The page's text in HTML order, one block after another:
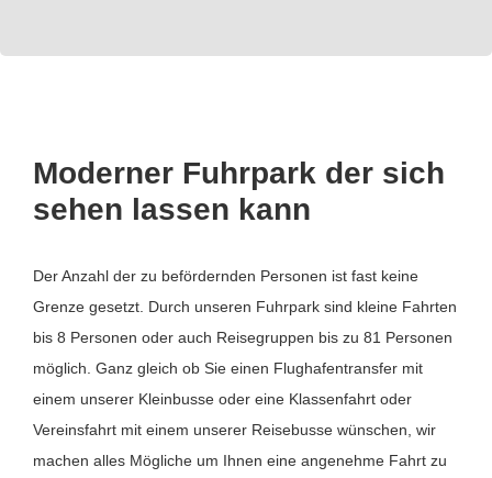
Moderner Fuhrpark der sich
sehen lassen kann
Der Anzahl der zu befördernden Personen ist fast keine
Grenze gesetzt. Durch unseren Fuhrpark sind kleine Fahrten
bis 8 Personen oder auch Reisegruppen bis zu 81 Personen
möglich. Ganz gleich ob Sie einen Flughafentransfer mit
einem unserer Kleinbusse oder eine Klassenfahrt oder
Vereinsfahrt mit einem unserer Reisebusse wünschen, wir
machen alles Mögliche um Ihnen eine angenehme Fahrt zu